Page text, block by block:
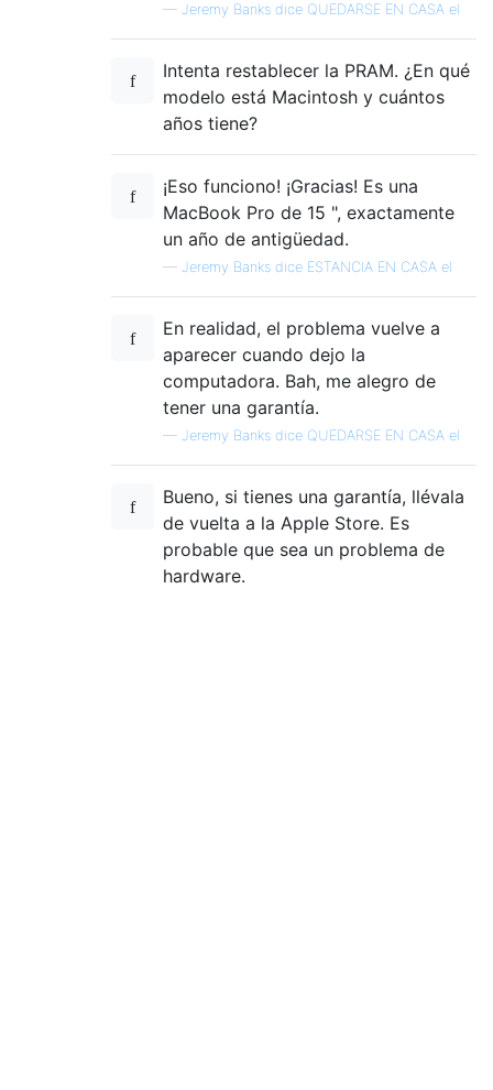
— Jeremy Banks dice QUEDARSE EN CASA el
Intenta restablecer la PRAM. ¿En qué
modelo está Macintosh y cuántos
años tiene?
¡Eso funciono! ¡Gracias! Es una
MacBook Pro de 15 ", exactamente
un año de antigüedad.
— Jeremy Banks dice ESTANCIA EN CASA el
En realidad, el problema vuelve a
aparecer cuando dejo la
computadora. Bah, me alegro de
tener una garantía.
— Jeremy Banks dice QUEDARSE EN CASA el
Bueno, si tienes una garantía, llévala
de vuelta a la Apple Store. Es
probable que sea un problema de
hardware.